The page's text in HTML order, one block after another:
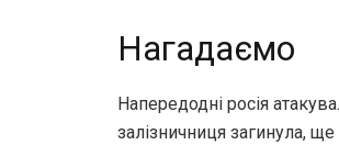
Нагадаємо
Напередодні росія
залізничниця загинула,